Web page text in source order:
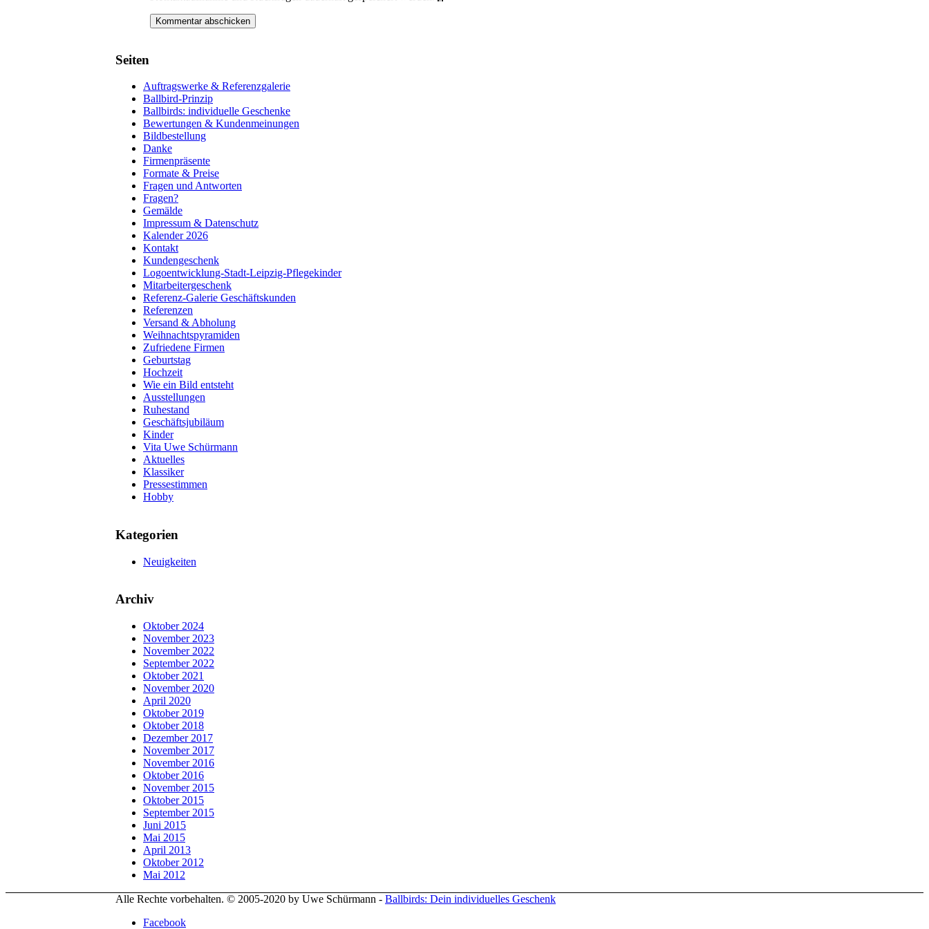
Seiten
Auftragswerke & Referenzgalerie
Ballbird-Prinzip
Ballbirds: individuelle Geschenke
Bewertungen & Kundenmeinungen
Bildbestellung
Danke
Firmenpräsente
Formate & Preise
Fragen und Antworten
Fragen?
Gemälde
Impressum & Datenschutz
Kalender 2026
Kontakt
Kundengeschenk
Logoentwicklung-Stadt-Leipzig-Pflegekinder
Mitarbeitergeschenk
Referenz-Galerie Geschäftskunden
Referenzen
Versand & Abholung
Weihnachtspyramiden
Zufriedene Firmen
Geburtstag
Hochzeit
Wie ein Bild entsteht
Ausstellungen
Ruhestand
Geschäftsjubiläum
Kinder
Vita Uwe Schürmann
Aktuelles
Klassiker
Pressestimmen
Hobby
Kategorien
Neuigkeiten
Archiv
Oktober 2024
November 2023
November 2022
September 2022
Oktober 2021
November 2020
April 2020
Oktober 2019
Oktober 2018
Dezember 2017
November 2017
November 2016
Oktober 2016
November 2015
Oktober 2015
September 2015
Juni 2015
Mai 2015
April 2013
Oktober 2012
Mai 2012
Alle Rechte vorbehalten. © 2005-2020 by Uwe Schürmann - Ballbirds: Dein individuelles Geschenk
Facebook